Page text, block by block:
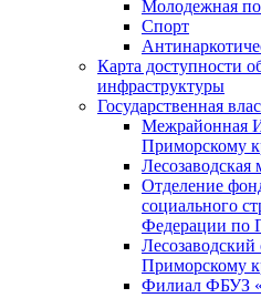
Молодежная
Спорт
Карта доступности
инфраструктуры
Государственная
Межрайонная
Приморскому
Лесозаводская
Отделение
социального
Федерации по
Лесозаводский
Приморскому
Филиал ФБУЗ